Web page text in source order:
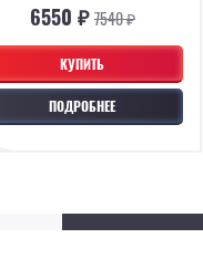
КУПИТЬ
ПОДРОБНЕЕ
6550 ₽7540 ₽